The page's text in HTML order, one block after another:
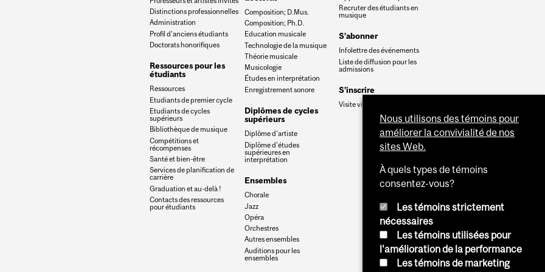
Distinctions professionnelles
Administration
Profil d’anciens étudiants
Doctorats honorifiques
Ressources pour les
étudiants
Ressources
Etudiants de premier cycle
Etudiants de cycles
supérieurs
Bibliothèque de musique
Compétitions et
récompenses
Santé et bien-être
Services de planification de
carrière
Graduation et au-delà !
Contacts des ressources
pour étudiants
Composition; D.Mus.
Composition; Ph.D.
Education musicale
Technologie de la musique
Théorie musicale
Musicologie
Études en interprétation
Enregistrement sonore
Diplômes de cycles
supérieurs
Diplôme d’artiste
Diplôme d'études
supérieures en
interprétation
Ensembles
Chorale
Jazz
Opéra
Orchestres
Autres ensembles
Auditions pour les
ensembles
Recruter des étudiants en
musique
S’abonner
Infolettre des événements
Liste de diffusion pour les
admissions
S’inscrire
Visite virtuelle
Nous utilisons des témoins pour
améliorer la convivialité de nos
sites Web.
À quels types de témoins
consentez-vous?
Les témoins strictement
nécessaires
Les témoins utilisées pour
l'amélioration de la performance
Les témoins de marketing